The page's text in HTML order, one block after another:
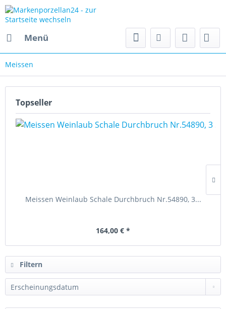
Menü
Meissen
Topseller
Meissen Weinlaub Schale Durchbruch Nr.54890, 3...
164,00 € *
Filtern